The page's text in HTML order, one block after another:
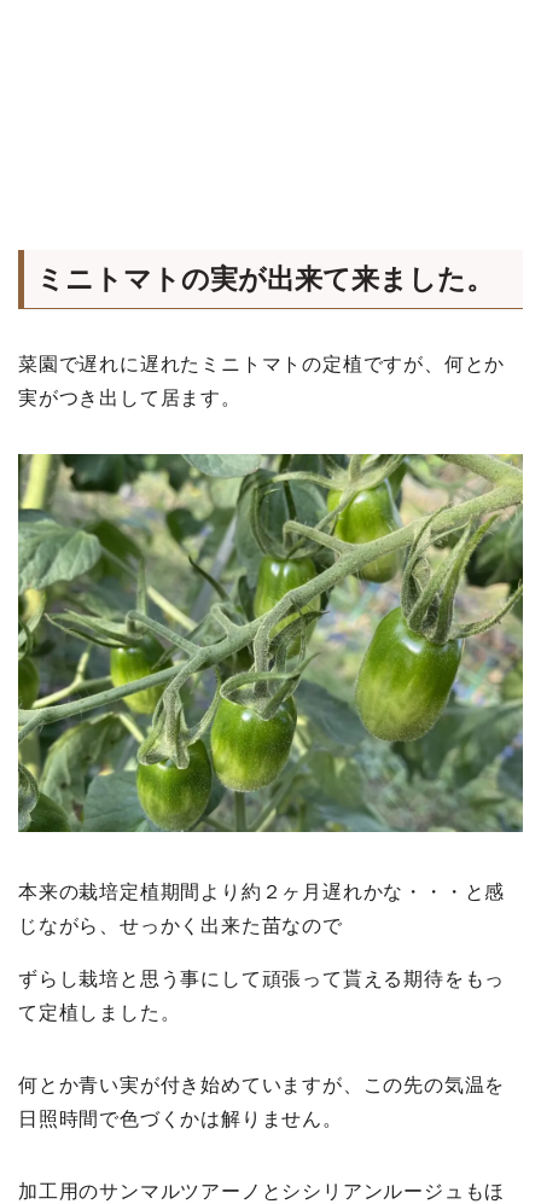
ミニトマトの実が出来て来ました。
菜園で遅れに遅れたミニトマトの定植ですが、何とか
実がつき出して居ます。
本来の栽培定植期間より約２ヶ月遅れかな・・・と感
じながら、せっかく出来た苗なので
ずらし栽培と思う事にして頑張って貰える期待をもっ
て定植しました。
何とか青い実が付き始めていますが、この先の気温を
日照時間で色づくかは解りません。
加工用のサンマルツアーノとシシリアンルージュもほ